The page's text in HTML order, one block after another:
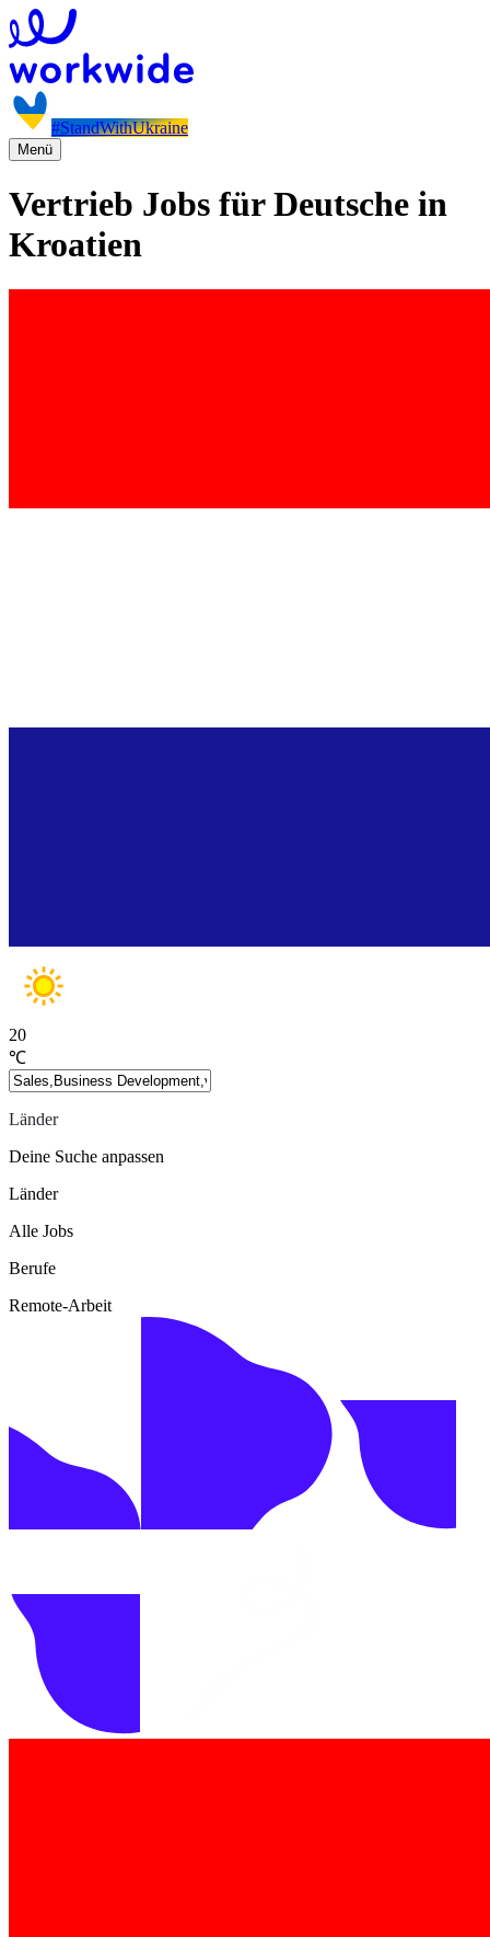
#StandWithUkraine
Menü
Vertrieb Jobs für Deutsche in
Kroatien
20
℃
Länder
Deine Suche anpassen
Länder
Alle Jobs
Berufe
Remote-Arbeit